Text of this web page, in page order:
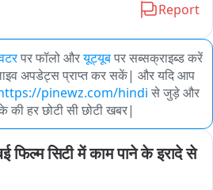
Report
पर फॉलो औरयूट्यूबपर सब्सक्राइब्ड करें
अपडेट्स प्राप्त कर सकें| और यदि आप
pinewz.com/hindi से जुड़े और
की हर छोटी सी छोटी खबर|
फिल्म सिटी में काम पाने के इरादे से